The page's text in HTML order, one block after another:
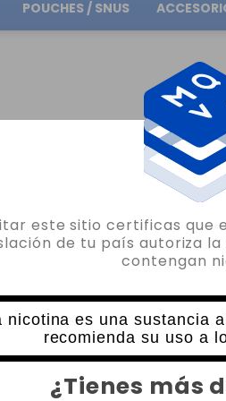
este sitio certificas que
de tu país autoriza
contengan
nicotina es una sustancia
recomienda su uso a
¿Tienes más
Envío gratuitoen pedidos
POUCHES / SNUS
GRIP 0.4OHM
JOYETECH
1 X RESISTENCIA
1 VALORACIÓN
1,01€ 2,25€
CANTIDAD
- +